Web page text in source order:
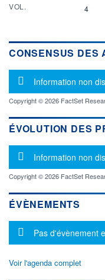
VOL.
4
CONSENSUS DES
Message
Information non
Copyright © 2026 FactSet
ÉVOLUTION DES
Message
Information non
Copyright © 2026 FactSet
ÉVÈNEMENTS
Message
Pas d'évènement
Voir l'agenda complet